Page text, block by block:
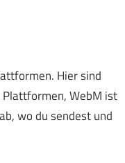
Hier sind
WebM ist
wo du sendest und